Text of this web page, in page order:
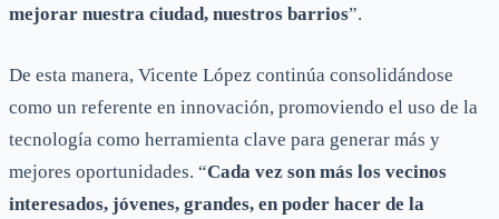
mejorar nuestra ciudad, nuestros barrios”.
De esta manera, Vicente López continúa consolidándose
como un referente en innovación, promoviendo el uso de la
tecnología como herramienta clave para generar más y
mejores oportunidades. “Cada vez son más los vecinos
interesados, jóvenes, grandes, en poder hacer de la